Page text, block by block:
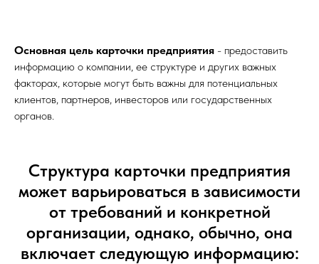
Основная цель карточки предприятия - предоставить
информацию о компании, ее структуре и других важных
факторах, которые могут быть важны для потенциальных
клиентов, партнеров, инвесторов или государственных
органов.
Структура карточки предприятия
может варьироваться в зависимости
от требований и конкретной
организации, однако, обычно, она
включает следующую информацию: